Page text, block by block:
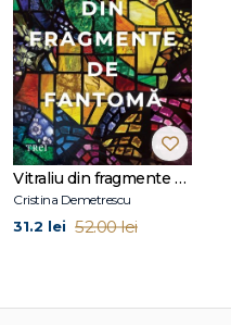
Vitraliu din fragmente de fantomă
Cristina Demetrescu
31.2 lei 52.00 lei